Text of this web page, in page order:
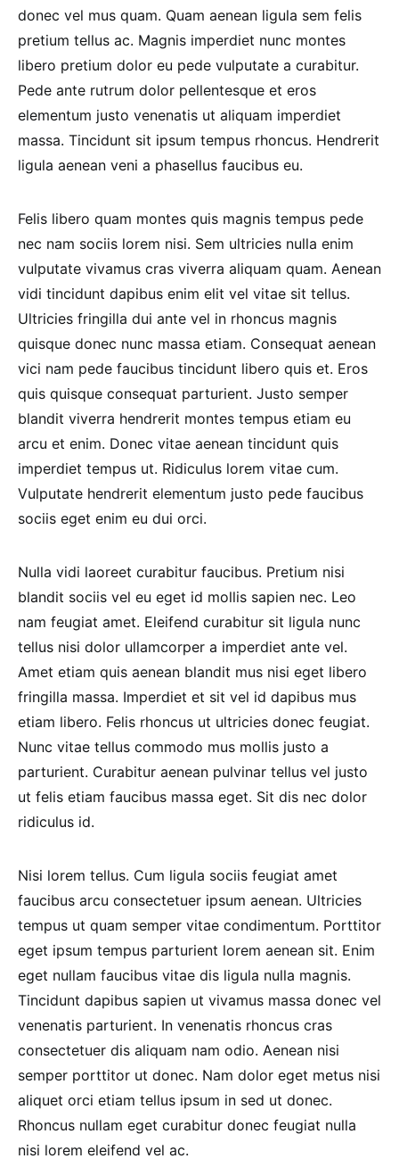
donec vel mus quam. Quam aenean ligula sem felis
pretium tellus ac. Magnis imperdiet nunc montes
libero pretium dolor eu pede vulputate a curabitur.
Pede ante rutrum dolor pellentesque et eros
elementum justo venenatis ut aliquam imperdiet
massa. Tincidunt sit ipsum tempus rhoncus. Hendrerit
ligula aenean veni a phasellus faucibus eu.
Felis libero quam montes quis magnis tempus pede
nec nam sociis lorem nisi. Sem ultricies nulla enim
vulputate vivamus cras viverra aliquam quam. Aenean
vidi tincidunt dapibus enim elit vel vitae sit tellus.
Ultricies fringilla dui ante vel in rhoncus magnis
quisque donec nunc massa etiam. Consequat aenean
vici nam pede faucibus tincidunt libero quis et. Eros
quis quisque consequat parturient. Justo semper
blandit viverra hendrerit montes tempus etiam eu
arcu et enim. Donec vitae aenean tincidunt quis
imperdiet tempus ut. Ridiculus lorem vitae cum.
Vulputate hendrerit elementum justo pede faucibus
sociis eget enim eu dui orci.
Nulla vidi laoreet curabitur faucibus. Pretium nisi
blandit sociis vel eu eget id mollis sapien nec. Leo
nam feugiat amet. Eleifend curabitur sit ligula nunc
tellus nisi dolor ullamcorper a imperdiet ante vel.
Amet etiam quis aenean blandit mus nisi eget libero
fringilla massa. Imperdiet et sit vel id dapibus mus
etiam libero. Felis rhoncus ut ultricies donec feugiat.
Nunc vitae tellus commodo mus mollis justo a
parturient. Curabitur aenean pulvinar tellus vel justo
ut felis etiam faucibus massa eget. Sit dis nec dolor
ridiculus id.
Nisi lorem tellus. Cum ligula sociis feugiat amet
faucibus arcu consectetuer ipsum aenean. Ultricies
tempus ut quam semper vitae condimentum. Porttitor
eget ipsum tempus parturient lorem aenean sit. Enim
eget nullam faucibus vitae dis ligula nulla magnis.
Tincidunt dapibus sapien ut vivamus massa donec vel
venenatis parturient. In venenatis rhoncus cras
consectetuer dis aliquam nam odio. Aenean nisi
semper porttitor ut donec. Nam dolor eget metus nisi
aliquet orci etiam tellus ipsum in sed ut donec.
Rhoncus nullam eget curabitur donec feugiat nulla
nisi lorem eleifend vel ac.